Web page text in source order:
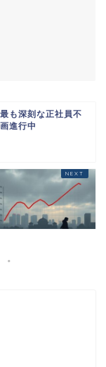
も深刻な正社員不
進行中